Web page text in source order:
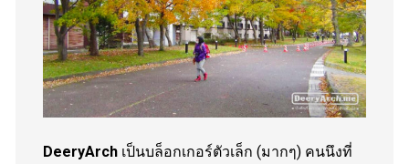
DeeryArch เป็นบล็อกเกอร์ตัวเล็ก (มากๆ) คนนึงที่